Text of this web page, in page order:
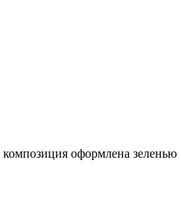
оформлена зеленью